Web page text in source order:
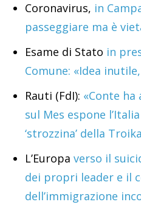
Coronavirus, in
passeggiare ma è
Esame di Stato in
Comune: «Idea
Rauti (FdI): «Conte ha
sul Mes espone
‘strozzina’ della
L’Europa verso il
dei propri leader e il
dell’immigrazione